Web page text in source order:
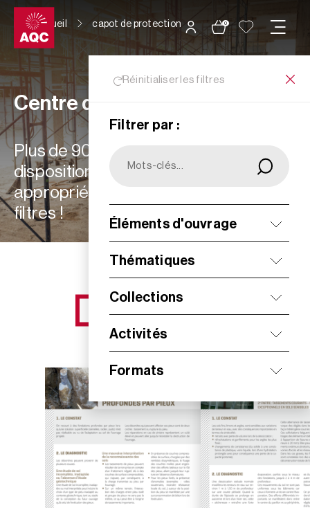
Panneau de gestion des cookies
0
Accueil capot de protection
Réinitialiser les filtres
Filtrer par :
Éléments d'ouvrage
Thématiques
Collections
Activités
Formats
Centre de ressources
Plus de 900 ressources à votre
disposition : choisissez les plus
appropriées à vos besoins grâce aux
filtres !
NOS NOUVEAUTÉS